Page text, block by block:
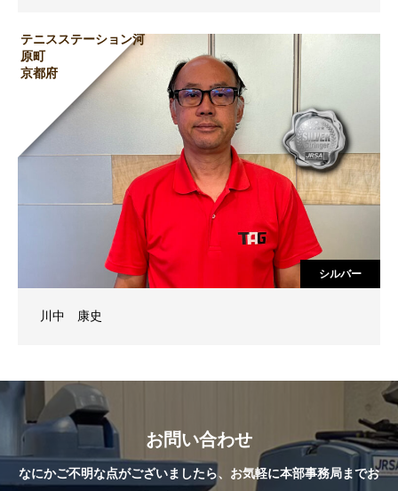
テニスステーション河
原町
京都府
シルバー
川中 康史
お問い合わせ
なにかご不明な点がございましたら、お気軽に本部事務局までお